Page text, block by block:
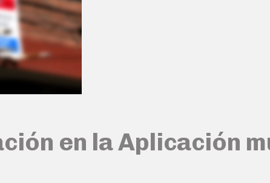
en la Aplicación